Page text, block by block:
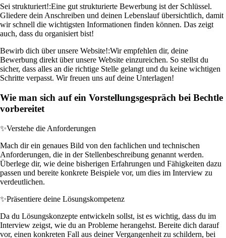
Sei strukturiert!:Eine gut strukturierte Bewerbung ist der Schlüssel.
Gliedere dein Anschreiben und deinen Lebenslauf übersichtlich, damit
wir schnell die wichtigsten Informationen finden können. Das zeigt
auch, dass du organisiert bist!
Bewirb dich über unsere Website!:Wir empfehlen dir, deine
Bewerbung direkt über unsere Website einzureichen. So stellst du
sicher, dass alles an die richtige Stelle gelangt und du keine wichtigen
Schritte verpasst. Wir freuen uns auf deine Unterlagen!
Wie man sich auf ein Vorstellungsgespräch bei Bechtle
vorbereitet
✨Verstehe die Anforderungen
Mach dir ein genaues Bild von den fachlichen und technischen
Anforderungen, die in der Stellenbeschreibung genannt werden.
Überlege dir, wie deine bisherigen Erfahrungen und Fähigkeiten dazu
passen und bereite konkrete Beispiele vor, um dies im Interview zu
verdeutlichen.
✨Präsentiere deine Lösungskompetenz
Da du Lösungskonzepte entwickeln sollst, ist es wichtig, dass du im
Interview zeigst, wie du an Probleme herangehst. Bereite dich darauf
vor, einen konkreten Fall aus deiner Vergangenheit zu schildern, bei